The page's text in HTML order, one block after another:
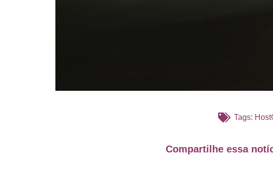
Tags:
Compartilhe essa